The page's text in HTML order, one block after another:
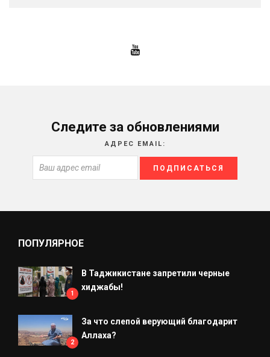
Следите за обновлениями
АДРЕС EMAIL:
ПОПУЛЯРНОЕ
1
В Таджикистане запретили черные
хиджабы!
2
За что слепой верующий благодарит
Аллаха?